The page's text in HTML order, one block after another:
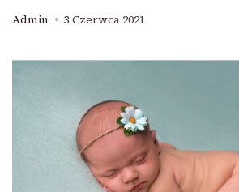
Admin 3 Czerwca 2021